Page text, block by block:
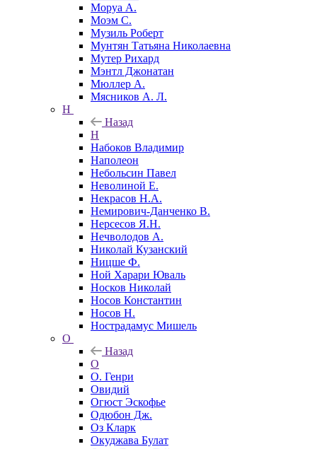
Моруа А.
Моэм С.
Музиль Роберт
Мунтян Татьяна Николаевна
Мутер Рихард
Мэнтл Джонатан
Мюллер А.
Мясников А. Л.
Н
Назад
Н
Набоков Владимир
Наполеон
Небольсин Павел
Неволиной Е.
Некрасов Н.А.
Немирович-Данченко В.
Нерсесов Я.Н.
Нечволодов А.
Николай Кузанский
Ницше Ф.
Ной Харари Юваль
Носков Николай
Носов Константин
Носов Н.
Нострадамус Мишель
О
Назад
О
О. Генри
Овидий
Огюст Эскофье
Одюбон Дж.
Оз Кларк
Окуджава Булат